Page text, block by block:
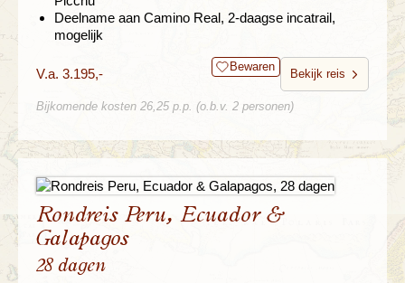
Deelname aan Camino Real, 2-daagse incatrail,
mogelijk
V.a. 3.195,- Bewaren
Bekijk reis
Bijkomende kosten 26,25 p.p. (o.b.v. 2 personen)
Rondreis Peru, Ecuador &
Galapagos
28 dagen